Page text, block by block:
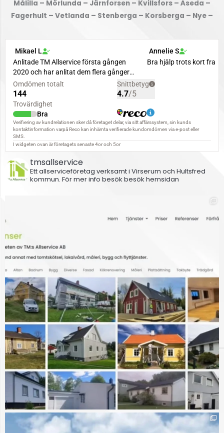
Målilla – Mörlunda – Järnforsen – Kvillsfors – Åseda –
Fagerhult – Vetlanda – Stenberga – Korsberga – Nye –
tmsallservice
Ett allserviceföretag verksamt i Virserum och Hultsfred
kommun. För mer info besök besök hemsidan